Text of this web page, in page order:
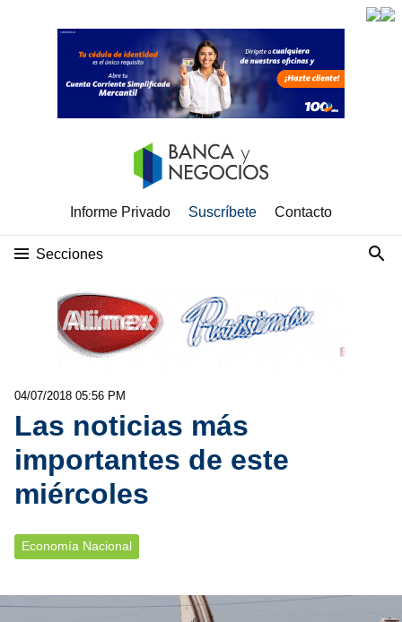
Informe Privado Suscríbete Contacto
Secciones
04/07/2018 05:56 PM
Las noticias más
importantes de este
miércoles
Economía Nacional